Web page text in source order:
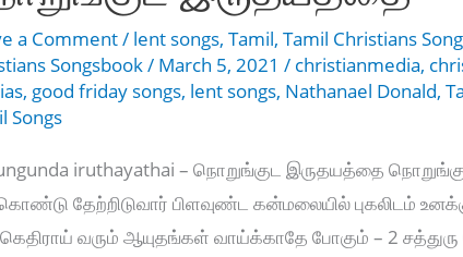
a Comment/ lent songs,Tamil,Tamil Christians
Songsbook/ March 5, 2021/ christianmedia,
, good friday songs, lent songs, Nathanael Donald,
Songs
iruthayathai – நொறுங்குட இருதயத்தை
தேற்றிடுவார் பிளவுண்ட கன்மலையில் புகலிடம்
வரும் ஆயுதங்கள் வாய்க்காதே போகும் – 2